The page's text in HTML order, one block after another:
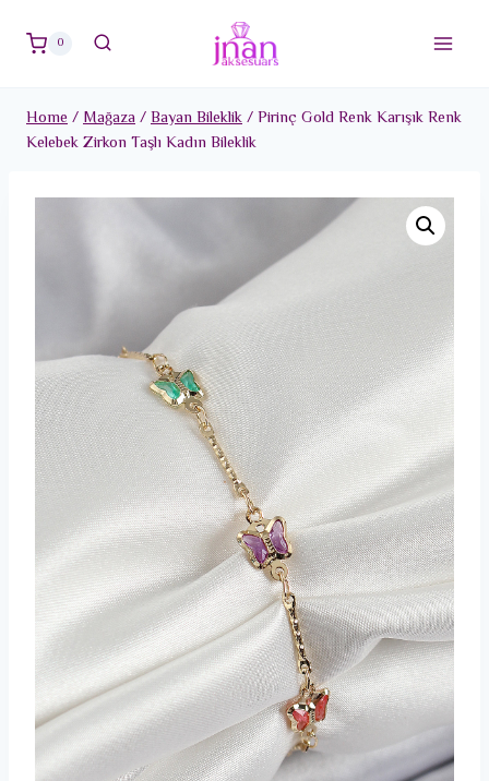
0
Home/Mağaza/Bayan Bileklik/Pirinç Gold Renk Karışık Renk
Kelebek Zirkon Taşlı Kadın Bileklik